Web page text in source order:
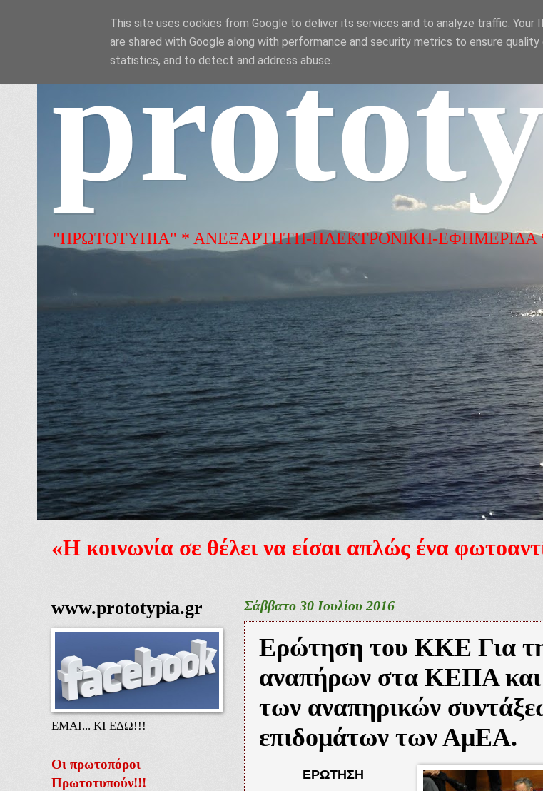
"ΠΡΩΤΟΤΥΠΙΑ" * ΑΝΕΞΑΡΤΗΤΗ-ΗΛΕΚΤΡΟΝΙΚΗ-ΕΦΗΜΕΡΙΔΑ
«Η κοινωνία σε θέλει να είσαι απλώς ένα
Σάββατο 30 Ιουλίου 2016
Ερώτηση του ΚΚΕ Για
αναπήρων στα ΚΕΠΑ και
των αναπηρικών
επιδομάτων των ΑμΕΑ.
ΕΡΩΤΗΣΗ
www.prototypia.gr
ΕΜΑΙ... ΚΙ ΕΔΩ!!!
Οι πρωτοπόροι
Πρωτοτυπούν!!!
This site uses cookies from Google to deliver its services and to analyze traffic. Your
are shared with Google along with performance and security metrics to ensure
statistics, and to detect and address abuse.